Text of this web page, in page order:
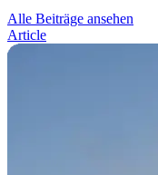
Alle Beiträge ansehen
Article